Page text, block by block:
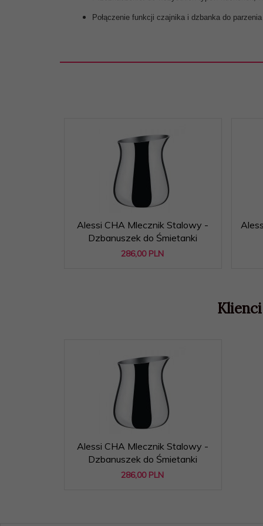
Połączenie funkcji czajnika i dzbanka do parzenia
Alessi CHA Mlecznik Stalowy -
Dzbanuszek do Śmietanki
286,00 PLN
Alessi CHA Mlecznik Stalowy -
Dzbanuszek do Śmietanki
286,00 PLN